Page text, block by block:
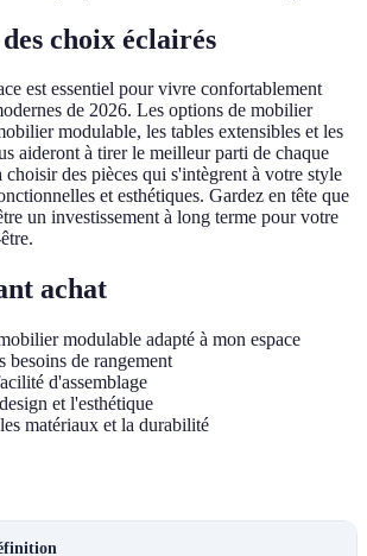
choix éclairés
est essentiel pour vivre confortablement
de 2026. Les options de mobilier
modulable, les tables extensibles et les
aideront à tirer le meilleur parti de chaque
choisir des pièces qui s'intègrent à votre style
et esthétiques. Gardez en tête que
un investissement à long terme pour votre
achat
modulable adapté à mon espace
besoins de rangement
d'assemblage
et l'esthétique
matériaux et la durabilité